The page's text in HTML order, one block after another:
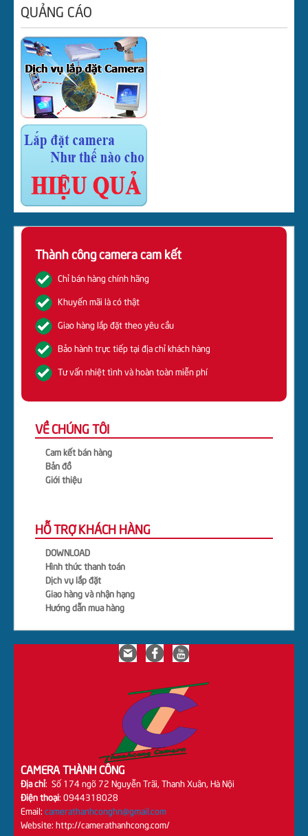
QUẢNG CÁO
Thành công camera cam kết
Chỉ bán hàng chính hãng
Khuyến mãi là có thật
Giao hàng lắp đặt theo yêu cầu
Bảo hành trực tiếp tại địa chỉ khách hàng
Tư vấn nhiệt tình và hoàn toàn miễn phí
VỀ CHÚNG TÔI
Cam kết bán hàng
Bản đồ
Giới thiệu
HỖ TRỢ KHÁCH HÀNG
DOWNLOAD
Hình thức thanh toán
Dịch vụ lắp đặt
Giao hàng và nhận hạng
Hướng dẫn mua hàng
CAMERA THÀNH CÔNG
Địa chỉ: Số 174 ngõ 72 Nguyễn Trãi, Thanh Xuân, Hà Nội
Điện thoại: 0944318028
Email: camerathanhconghn@gmail.com
Website: http://camerathanhcong.com/